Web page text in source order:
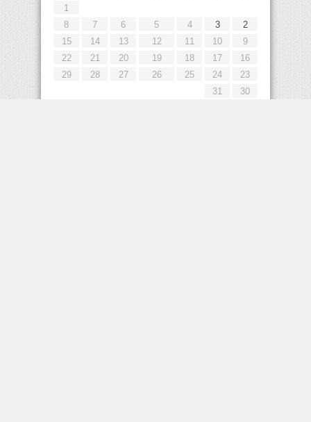
1
2
3
4
5
6
7
8
9
10
11
12
13
14
15
16
17
18
19
20
21
22
23
24
25
26
27
28
29
30
31